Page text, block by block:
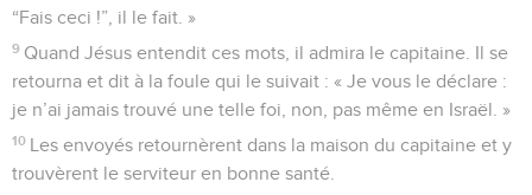
“Fais ceci !”, il le fait. »
9 Quand Jésus entendit ces mots, il admira le capitaine. Il se
retourna et dit à la foule qui le suivait : « Je vous le déclare :
je n’ai jamais trouvé une telle foi, non, pas même en Israël. »
10 Les envoyés retournèrent dans la maison du capitaine et y
trouvèrent le serviteur en bonne santé.